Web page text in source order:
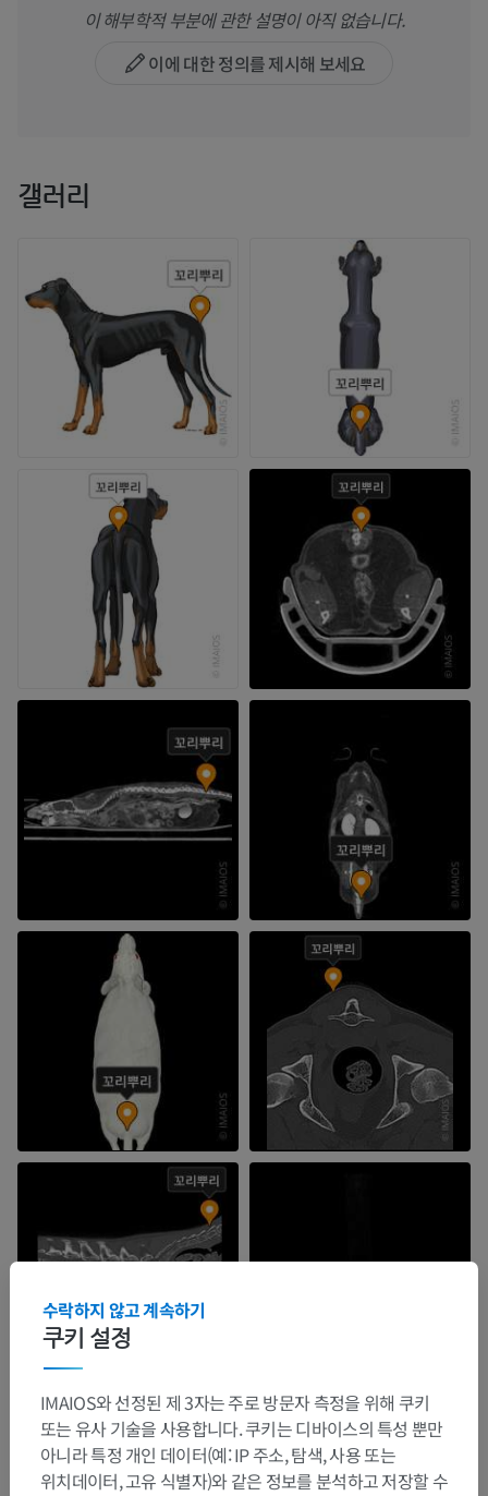
이 해부학적 부분에 관한 설명이 아직 없습니다.
이에 대한 정의를 제시해 보세요
갤러리
쿠키 설정
수락하지 않고 계속하기
IMAIOS와 선정된 제 3자는 주로 방문자 측정을 위해 쿠키
또는 유사 기술을 사용합니다. 쿠키는 디바이스의 특성 뿐만
아니라 특정 개인 데이터(예: IP 주소, 탐색, 사용 또는
위치데이터, 고유 식별자)와 같은 정보를 분석하고 저장할 수